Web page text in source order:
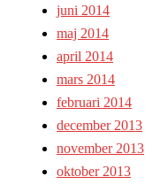
juni 2014
maj 2014
april 2014
mars 2014
februari 2014
december 2013
november 2013
oktober 2013